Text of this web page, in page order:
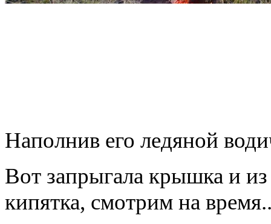
Наполнив его ледяной
Вот запрыгала крышка и
кипятка, смотрим на